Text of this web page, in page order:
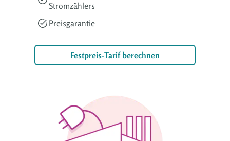
Stromzählers
Preisgarantie
Festpreis-Tarif berechnen